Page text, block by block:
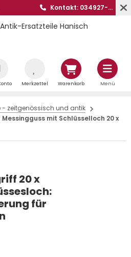
Kontakt: 034927-
20441
Merkzettel Warenkorb Menü
- zeitgenössisch und antik
mit Schlüsselloch 20 x
20 x
für